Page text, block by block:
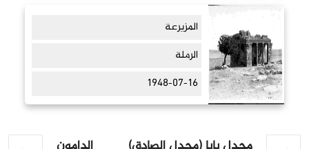
المزيرعة
الرملة
1948-07-16